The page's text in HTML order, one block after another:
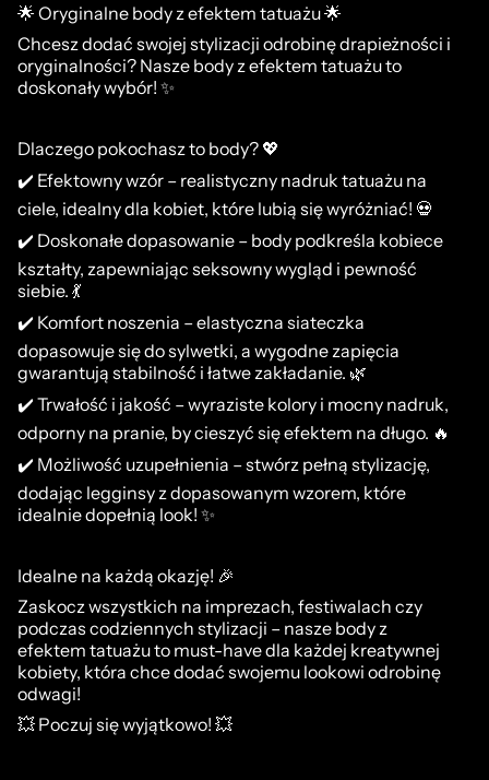
🌟 Oryginalne body z efektem tatuażu 🌟
Chcesz dodać swojej stylizacji odrobinę drapieżności i
oryginalności? Nasze body z efektem tatuażu to
doskonały wybór! ✨
Dlaczego pokochasz to body? 💖
✔️ Efektowny wzór – realistyczny nadruk tatuażu na
ciele, idealny dla kobiet, które lubią się wyróżniać! 💀
✔️ Doskonałe dopasowanie – body podkreśla kobiece
kształty, zapewniając seksowny wygląd i pewność
siebie. 💃
✔️ Komfort noszenia – elastyczna siateczka
dopasowuje się do sylwetki, a wygodne zapięcia
gwarantują stabilność i łatwe zakładanie. 🌿
✔️ Trwałość i jakość – wyraziste kolory i mocny nadruk,
odporny na pranie, by cieszyć się efektem na długo. 🔥
✔️ Możliwość uzupełnienia – stwórz pełną stylizację,
dodając legginsy z dopasowanym wzorem, które
idealnie dopełnią look! ✨
Idealne na każdą okazję! 🎉
Zaskocz wszystkich na imprezach, festiwalach czy
podczas codziennych stylizacji – nasze body z
efektem tatuażu to must-have dla każdej kreatywnej
kobiety, która chce dodać swojemu lookowi odrobinę
odwagi!
💥 Poczuj się wyjątkowo! 💥